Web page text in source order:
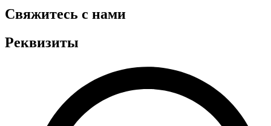
Свяжитесь с нами
Реквизиты